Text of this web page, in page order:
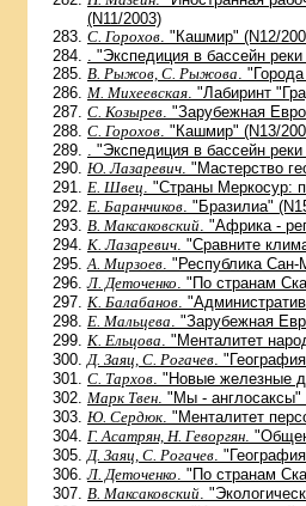
(N11/2003)
С. Горохов . "Кашмир" (N12/
. "Экспедиция в бассейн
В. Рыжов, С. Рыжова .
М. Михеевская . "Лабиринт
С. Козырев . "Зарубежная
С. Горохов . "Кашмир" (N13/
. "Экспедиция в бассейн
Ю. Лазаревич . "Мастерство
Е. Швец . "Страны Меркосур:
Е. Баранчиков . "Бразилиа"
В. Максаковский . "Африка -
К. Лазаревич . "Сравните
А. Мирзоев . "Республика
Л. Деточенко . "По странам
К. Балабанов .
Е. Мальцева . "Зарубежная
К. Ельцова . "Менталитет
Д. Заяц, С. Рогачев .
С. Тархов . "Новые железные
Марк Твен . "Мы - англосаксы"
Ю. Сердюк . "Менталитет
Г. Асатрян, Н. Геворгян .
Д. Заяц, С. Рогачев .
Л. Деточенко . "По странам
В. Максаковский .